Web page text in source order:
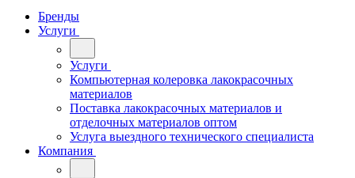
Бренды
Услуги
Услуги
Компьютерная колеровка лакокрасочных
материалов
Поставка лакокрасочных материалов и
отделочных материалов оптом
Услуга выездного технического специалиста
Компания